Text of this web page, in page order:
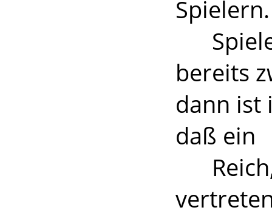
bereits
dann ist
daß ein
Reich,